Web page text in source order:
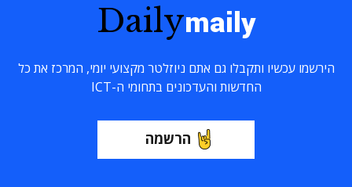
Dailymaily
הירשמו עכשיו ותקבלו גם אתם ניוזלטר מקצועי יומי, המרכז את כל
החדשות והעדכונים בתחומי ה-ICT
הרשמה